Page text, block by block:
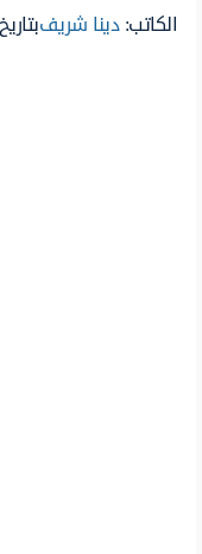
الكاتب:دينا شريفبتاريخ: 18 نوفمبر